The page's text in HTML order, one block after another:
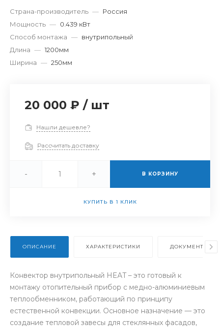
Страна-производитель — Россия
Мощность — 0.439 кВт
Способ монтажа — внутрипольный
Длина — 1200мм
Ширина — 250мм
20 000 ₽ / шт
Нашли дешевле?
Рассчитать доставку
- + В КОРЗИНУ
КУПИТЬ В 1 КЛИК
ОПИСАНИЕ ХАРАКТЕРИСТИКИ ДОКУМЕНТЫ
Конвектор внутрипольный HEAT – это готовый к
монтажу отопительный прибор с медно-алюминиевым
теплообменником, работающий по принципу
естественной конвекции. Основное назначение — это
создание тепловой завесы для стеклянных фасадов,